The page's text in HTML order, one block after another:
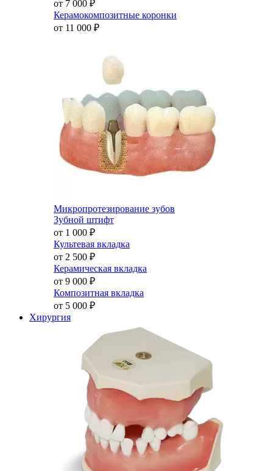
от 7 000 ₽
Керамокомпозитные коронки
от 11 000 ₽
Микропротезирование зубов
Зубной штифт
от 1 000 ₽
Культевая вкладка
от 2 500 ₽
Керамическая вкладка
от 9 000 ₽
Композитная вкладка
от 5 000 ₽
Хирургия